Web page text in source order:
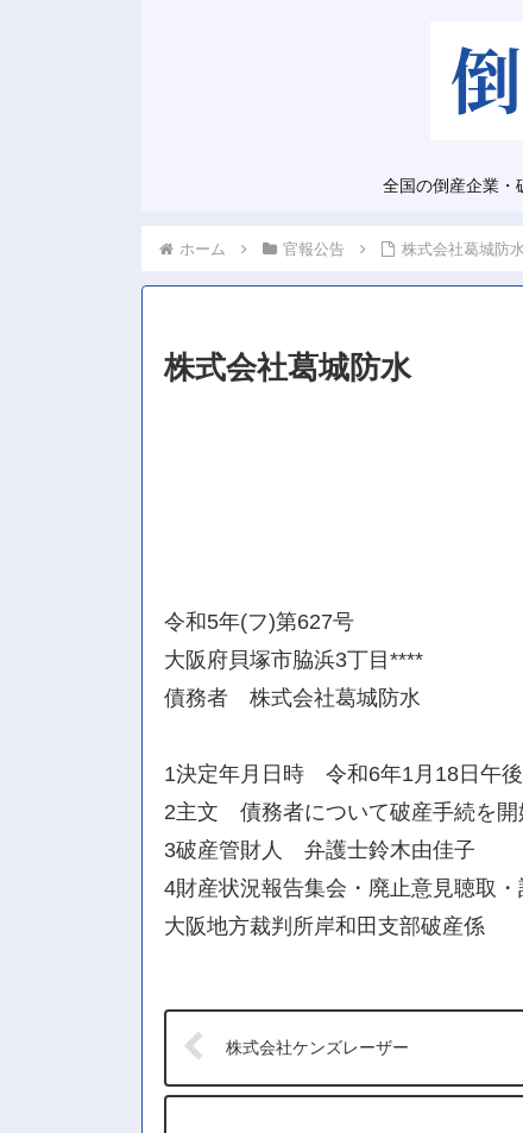
全国の倒産企業・
ホーム 官報公告 株式会社葛城防水
株式会社葛城防水
令和5年(フ)第627号
大阪府貝塚市脇浜3丁目****
債務者 株式会社葛城防水
1決定年月日時 令和6年1月18日午
2主文 債務者について破産手続を開
3破産管財人 弁護士鈴木由佳子
4財産状況報告集会・廃止意見聴取
大阪地方裁判所岸和田支部破産係
株式会社ケンズレーザー